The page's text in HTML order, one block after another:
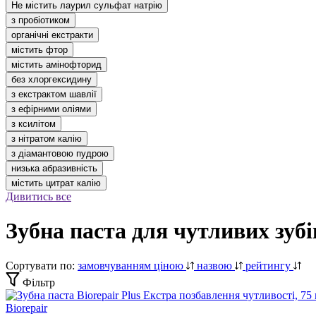
Не містить лаурил сульфат натрію
з пробіотиком
органічні екстракти
містить фтор
містить амінофторид
без хлоргексидину
з екстрактом шавлії
з ефірними оліями
з ксилітом
з нітратом калію
з діамантовою пудрою
низька абразивність
містить цитрат калію
Дивитись все
Зубна паста для чутливих
Сортувати по: замовчуванням ціною назвою
рейтингу
Фільтр
Biorepair